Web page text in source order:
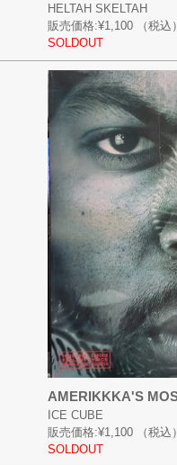
HELTAH SKELTAH
販売価格:¥1,100
（税込）
SOLDOUT
AMERIKKKA'S
ICE CUBE
販売価格:¥1,100
（税込）
SOLDOUT